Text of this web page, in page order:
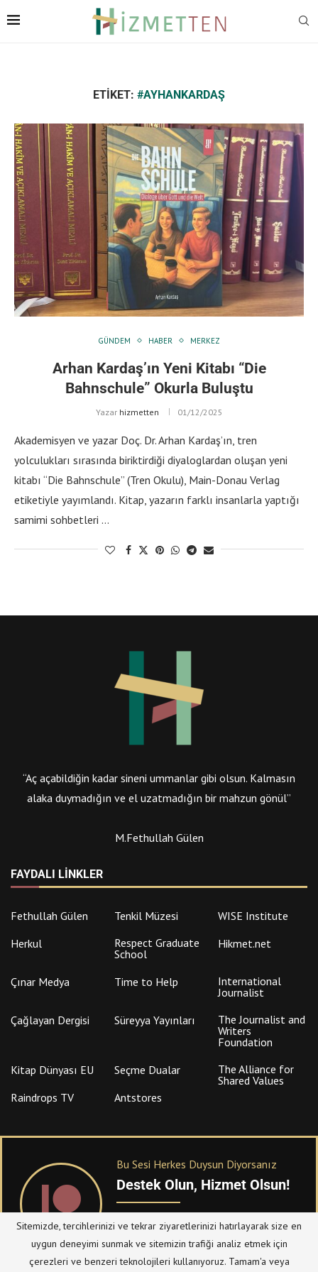
ETIKET: #AYHANKARDAŞ
GÜNDEM HABER MERKEZ
Arhan Kardaş’ın Yeni Kitabı “Die
Bahnschule” Okurla Buluştu
Yazar hizmetten 01/12/2025
Akademisyen ve yazar Doç. Dr. Arhan Kardaş’ın, tren
yolculukları sırasında biriktirdiği diyaloglardan oluşan yeni
kitabı “Die Bahnschule” (Tren Okulu), Main-Donau Verlag
etiketiyle yayımlandı. Kitap, yazarın farklı insanlarla yaptığı
samimi sohbetleri …
“Aç açabildiğin kadar sineni ummanlar gibi olsun. Kalmasın
alaka duymadığın ve el uzatmadığın bir mahzun gönül”
M.Fethullah Gülen
FAYDALI LINKLER
Fethullah Gülen Tenkil Müzesi
WISE Institute
Herkul
Respect Graduate
School
Hikmet.net
Çınar Medya Time to Help
International
Journalist
Çağlayan Dergisi
Süreyya Yayınları
The Journalist and
Writers
Foundation
Kitap Dünyası EU
Seçme Dualar
The Alliance for
Shared Values
Raindrops TV
Antstores
Bu Sesi Herkes Duysun Diyorsanız
Destek Olun, Hizmet Olsun!
PATREONüzerinden sitemize bağışta
bulanabilirsiniz.
Sitemizde, tercihlerinizi ve tekrar ziyaretlerinizi hatırlayarak size en
uygun deneyimi sunmak ve sitemizin trafiği analiz etmek için
çerezleri ve benzeri teknolojileri kullanıyoruz. Tamam'a veya